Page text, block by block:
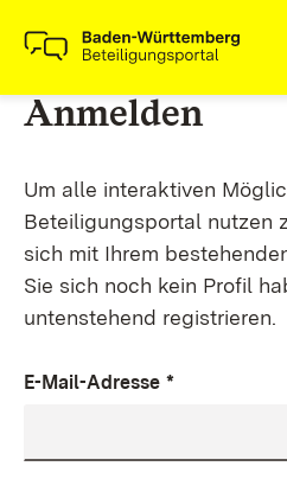
Anmelden
Um alle interaktiven
Beteiligungsportal nutzen
sich mit Ihrem
Sie sich noch kein Profil
untenstehend registrieren.
E-Mail-Adresse *